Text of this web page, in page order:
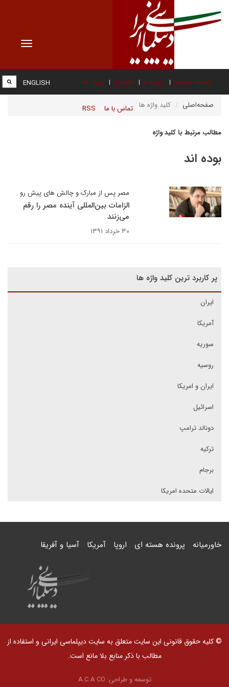
Toggle
صفحه نخست درباره ما عضویت پیوند ها
تماس با ما RSS
ENGLISH
صفحه‌اصلی کلید واژه ها
مطالب مرتبط با کلید واژه
بوده اند
مصر پس از مبارک و چالش های پیش رو
الزامات بین‌المللی آینده مصر را رقم
می‌زنند
۳۰ خرداد ۱۳۹۱
پر کاربرد ترین کلید واژه ها
ایران
آمریکا
سوریه
روسیه
ایران و امریکا
اسرائیل
دونالد ترامپ
ترکیه
برجام
ایالات متحده امریکا
خاورمیانه پرونده هسته ای اروپا آمریکا آسیا و آفریقا
© کلیه حقوق قانونی این سایت متعلق به سایت دیپلماسی ایرانی و استفاده از
مطالب با ذکر منابع بلا مانع است.
توسعه و طراحی: A.C.A CO